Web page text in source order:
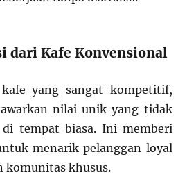
dari Kafe Konvensional
yang sangat kompetitif,
nilai unik yang tidak
tempat biasa. Ini memberi
menarik pelanggan loyal
komunitas khusus.